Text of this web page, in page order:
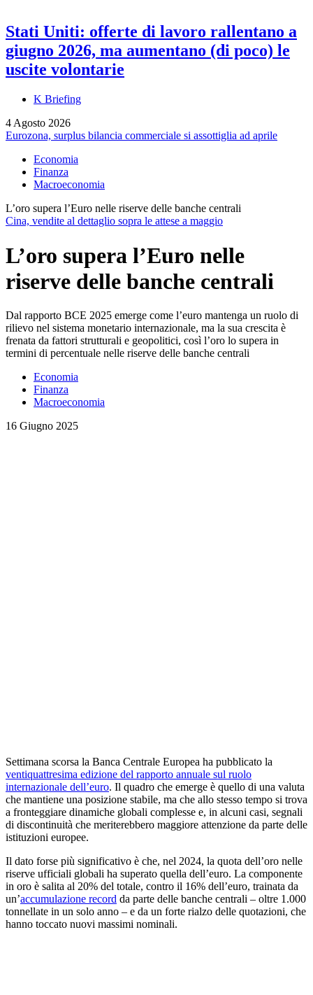
Stati Uniti: offerte di lavoro rallentano a
giugno 2026, ma aumentano (di poco) le
uscite volontarie
K Briefing
4 Agosto 2026
Eurozona, surplus bilancia commerciale si assottiglia ad aprile
Economia
Finanza
Macroeconomia
L’oro supera l’Euro nelle riserve delle banche centrali
Cina, vendite al dettaglio sopra le attese a maggio
L’oro supera l’Euro nelle
riserve delle banche centrali
Dal rapporto BCE 2025 emerge come l’euro mantenga un ruolo di
rilievo nel sistema monetario internazionale, ma la sua crescita è
frenata da fattori strutturali e geopolitici, così l’oro lo supera in
termini di percentuale nelle riserve delle banche centrali
Economia
Finanza
Macroeconomia
16 Giugno 2025
Settimana scorsa la Banca Centrale Europea ha pubblicato la
ventiquattresima edizione del rapporto annuale sul ruolo
internazionale dell’euro. Il quadro che emerge è quello di una valuta
che mantiene una posizione stabile, ma che allo stesso tempo si trova
a fronteggiare dinamiche globali complesse e, in alcuni casi, segnali
di discontinuità che meriterebbero maggiore attenzione da parte delle
istituzioni europee.
Il dato forse più significativo è che, nel 2024, la quota dell’oro nelle
riserve ufficiali globali ha superato quella dell’euro. La componente
in oro è salita al 20% del totale, contro il 16% dell’euro, trainata da
un’accumulazione record da parte delle banche centrali – oltre 1.000
tonnellate in un solo anno – e da un forte rialzo delle quotazioni, che
hanno toccato nuovi massimi nominali.